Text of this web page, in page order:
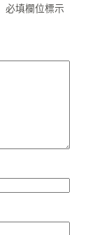
必填欄位標示